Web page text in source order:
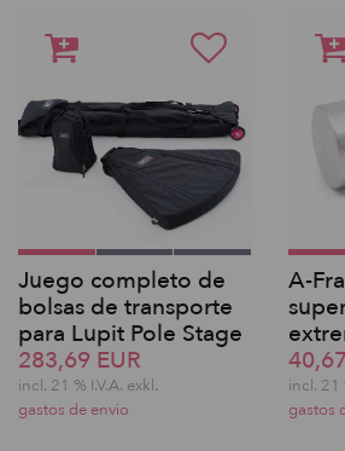
Juego completo de
bolsas de transporte
para Lupit Pole Stage
283,69 EUR
incl. 21 % I.V.A. exkl.
gastos de envio
A-
incl. 21
gastos